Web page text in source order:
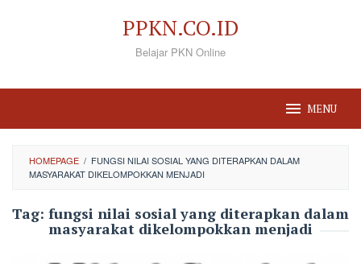
PPKN.CO.ID
Belajar PKN Online
MENU
HOMEPAGE / FUNGSI NILAI SOSIAL YANG DITERAPKAN DALAM
MASYARAKAT DIKELOMPOKKAN MENJADI
Tag: fungsi nilai sosial yang diterapkan dalam
masyarakat dikelompokkan menjadi